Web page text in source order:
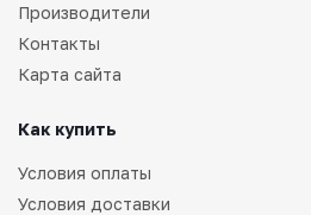
Производители
Контакты
Карта сайта
Как купить
Условия оплаты
Условия доставки